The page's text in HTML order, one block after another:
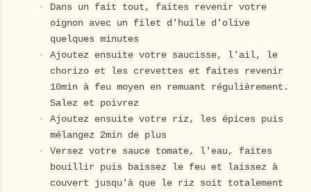
Dans un fait tout, faites revenir votre
oignon avec un filet d'huile d'olive
quelques minutes
Ajoutez ensuite votre saucisse, l'ail, le
chorizo et les crevettes et faites revenir
10min à feu moyen en remuant régulièrement.
Salez et poivrez
Ajoutez ensuite votre riz, les épices puis
mélangez 2min de plus
Versez votre sauce tomate, l'eau, faites
bouillir puis baissez le feu et laissez à
couvert jusqu'à que le riz soit totalement